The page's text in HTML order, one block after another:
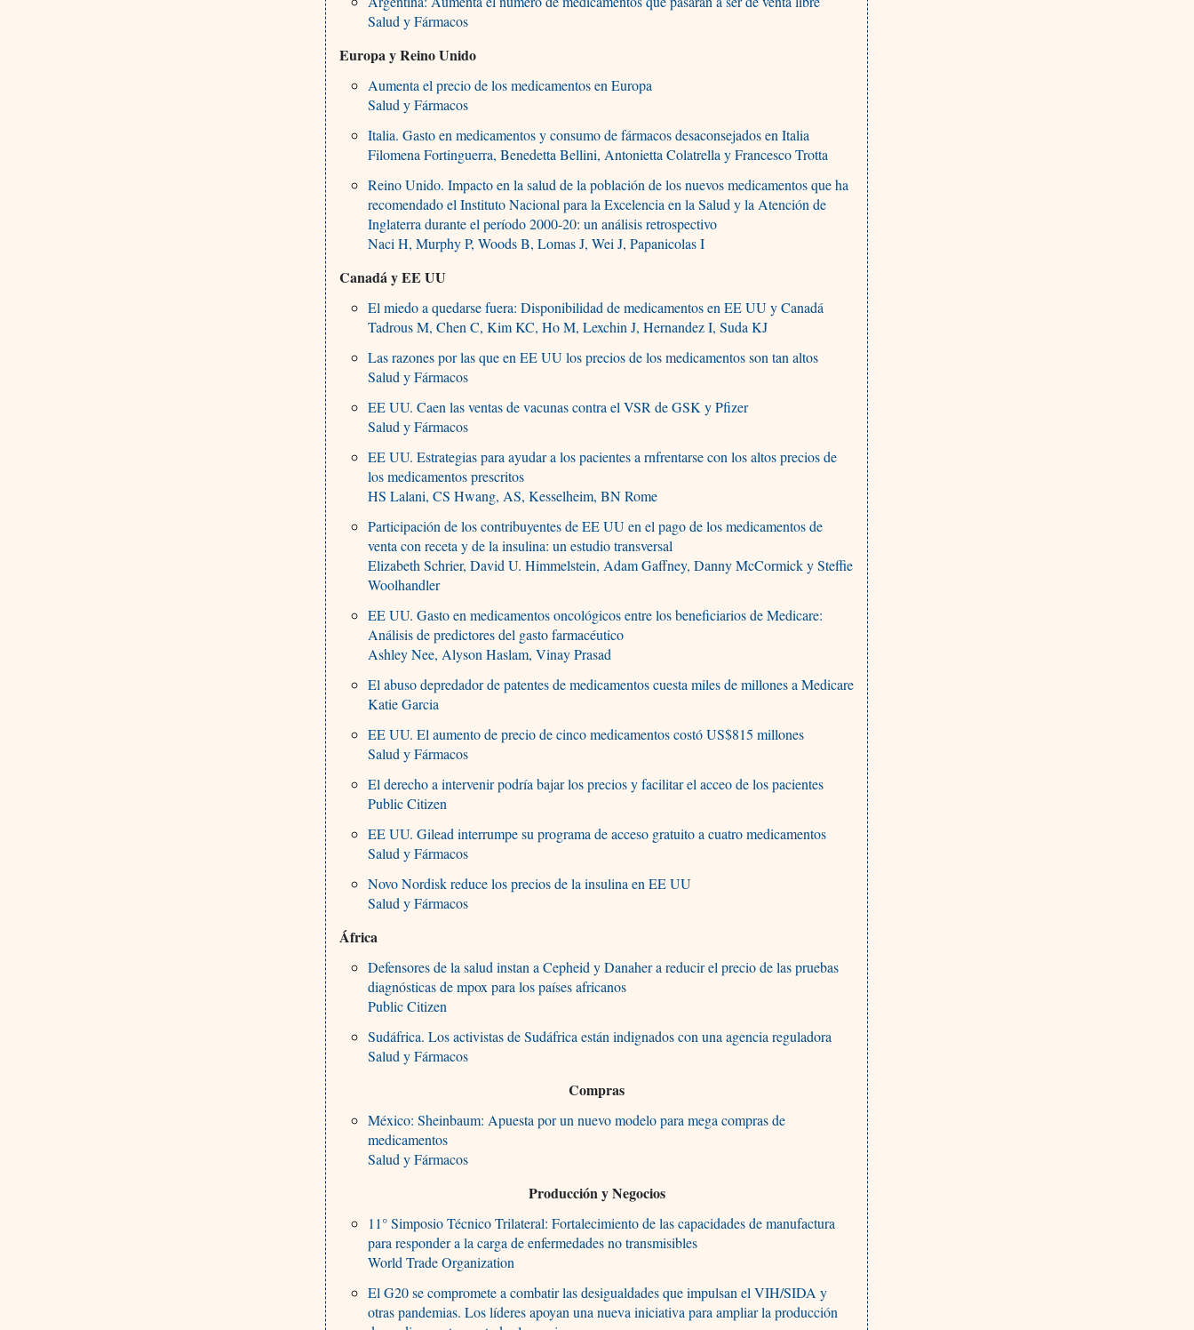
Salud y Fármacos
Europa y Reino Unido
Aumenta el precio de los medicamentos en Europa
Salud y Fármacos
Italia. Gasto en medicamentos y consumo de fármacos desaconsejados en Italia
Filomena Fortinguerra, Benedetta Bellini, Antonietta Colatrella y Francesco Trotta
Reino Unido. Impacto en la salud de la población de los nuevos medicamentos que ha
recomendado el Instituto Nacional para la Excelencia en la Salud y la Atención de
Inglaterra durante el período 2000-20: un análisis retrospectivo
Naci H, Murphy P, Woods B, Lomas J, Wei J, Papanicolas I
Canadá y EE UU
El miedo a quedarse fuera: Disponibilidad de medicamentos en EE UU y Canadá
Tadrous M, Chen C, Kim KC, Ho M, Lexchin J, Hernandez I, Suda KJ
Las razones por las que en EE UU los precios de los medicamentos son tan altos
Salud y Fármacos
EE UU. Caen las ventas de vacunas contra el VSR de GSK y Pfizer
Salud y Fármacos
EE UU. Estrategias para ayudar a los pacientes a rnfrentarse con los altos precios de
los medicamentos prescritos
HS Lalani, CS Hwang, AS, Kesselheim, BN Rome
Participación de los contribuyentes de EE UU en el pago de los medicamentos de
venta con receta y de la insulina: un estudio transversal
Elizabeth Schrier, David U. Himmelstein, Adam Gaffney, Danny McCormick y Steffie
Woolhandler
EE UU. Gasto en medicamentos oncológicos entre los beneficiarios de Medicare:
Análisis de predictores del gasto farmacéutico
Ashley Nee, Alyson Haslam, Vinay Prasad
El abuso depredador de patentes de medicamentos cuesta miles de millones a Medicare
Katie Garcia
EE UU. El aumento de precio de cinco medicamentos costó US$815 millones
Salud y Fármacos
El derecho a intervenir podría bajar los precios y facilitar el acceo de los pacientes
Public Citizen
EE UU. Gilead interrumpe su programa de acceso gratuito a cuatro medicamentos
Salud y Fármacos
Novo Nordisk reduce los precios de la insulina en EE UU
Salud y Fármacos
África
Defensores de la salud instan a Cepheid y Danaher a reducir el precio de las pruebas
diagnósticas de mpox para los países africanos
Public Citizen
Sudáfrica. Los activistas de Sudáfrica están indignados con una agencia reguladora
Salud y Fármacos
Compras
México: Sheinbaum: Apuesta por un nuevo modelo para mega compras de
medicamentos
Salud y Fármacos
Producción y Negocios
11° Simposio Técnico Trilateral: Fortalecimiento de las capacidades de manufactura
para responder a la carga de enfermedades no transmisibles
World Trade Organization
El G20 se compromete a combatir las desigualdades que impulsan el VIH/SIDA y
otras pandemias. Los líderes apoyan una nueva iniciativa para ampliar la producción